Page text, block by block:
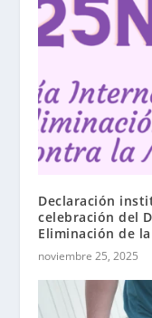
Declaración
celebración del
Eliminación de
noviembre 25, 2025